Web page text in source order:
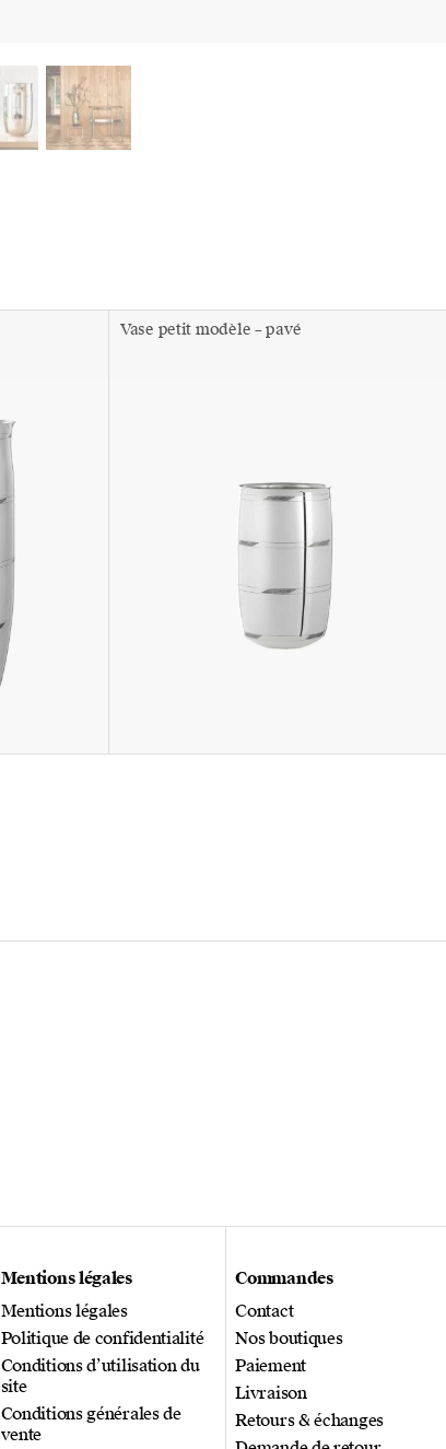
Vase petit modèle – pavé
Mentions légales
Mentions légales
Politique de confidentialité
Conditions d’utilisation du
site
Conditions générales de
vente
Commandes
Contact
Nos boutiques
Paiement
Livraison
Retours & échanges